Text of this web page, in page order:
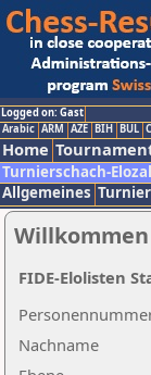
Logged on: Gast
Arabic ARM AZE BIH BUL
Home
Turnierschach-
Allgemeines
Nachname
FIDE-Elolisten